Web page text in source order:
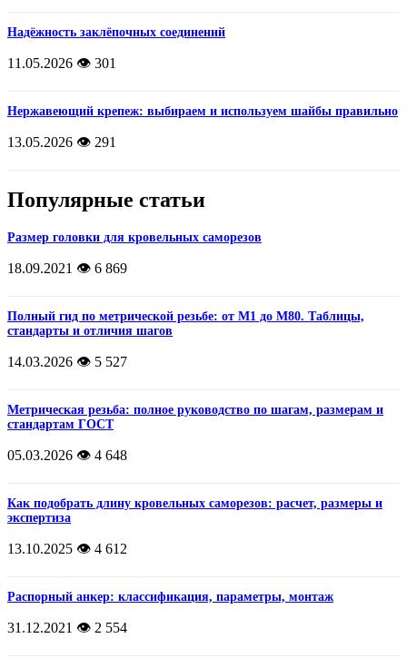
Надёжность заклёпочных соединений
11.05.2026 👁️ 301
Нержавеющий крепеж: выбираем и используем шайбы правильно
13.05.2026 👁️ 291
Популярные статьи
Размер головки для кровельных саморезов
18.09.2021 👁️ 6 869
Полный гид по метрической резьбе: от М1 до М80. Таблицы,
стандарты и отличия шагов
14.03.2026 👁️ 5 527
Метрическая резьба: полное руководство по шагам, размерам и
стандартам ГОСТ
05.03.2026 👁️ 4 648
Как подобрать длину кровельных саморезов: расчет, размеры и
экспертиза
13.10.2025 👁️ 4 612
Распорный анкер: классификация, параметры, монтаж
31.12.2021 👁️ 2 554